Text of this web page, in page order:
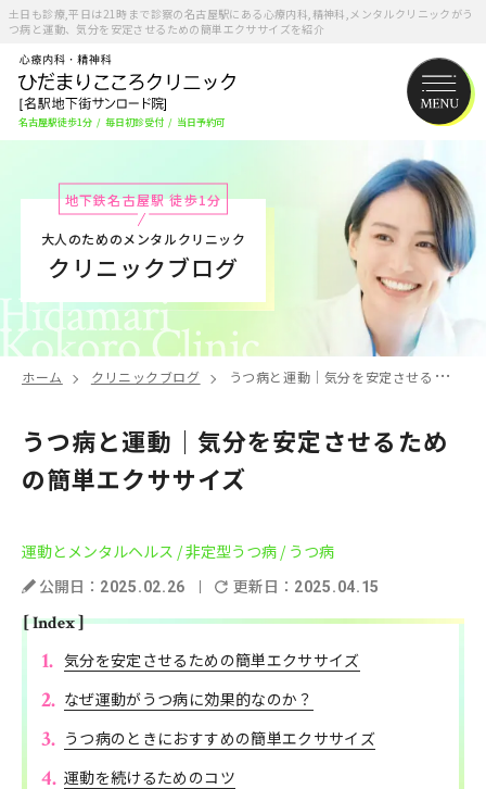
土日も診療,平日は21時まで診察の名古屋駅にある心療内科,精神科,メンタルクリニックがう
つ病と運動、気分を安定させるための簡単エクササイズを紹介
名古屋駅徒歩1分 / 毎日初診受付 / 当日予約可
地下鉄名古屋駅 徒歩1分
大人のためのメンタルクリニック
クリニックブログ
ホーム クリニックブログ うつ病と運動｜気分を安定させるための簡単エクササイズ
うつ病と運動｜気分を安定させるため
の簡単エクササイズ
運動とメンタルヘルス / 非定型うつ病 / うつ病
公開日： 2025.02.26 更新日： 2025.04.15
[ Index ]
気分を安定させるための簡単エクササイズ
なぜ運動がうつ病に効果的なのか？
うつ病のときにおすすめの簡単エクササイズ
運動を続けるためのコツ